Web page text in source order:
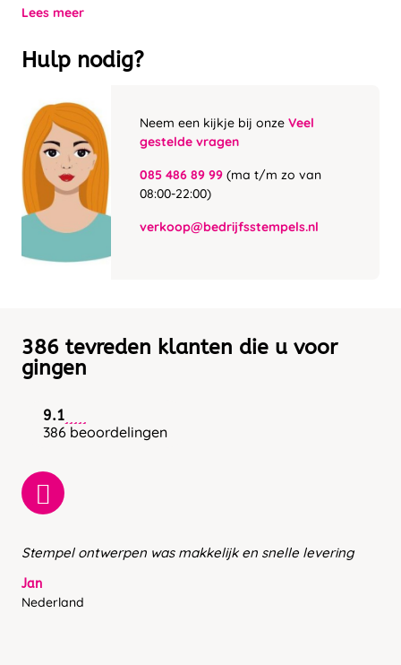
Lees meer
Hulp nodig?
Neem een kijkje bij onze Veel
gestelde vragen
085 486 89 99 (ma t/m zo van
08:00-22:00)
verkoop@bedrijfsstempels.nl
386 tevreden klanten die u voor
gingen
9.1
386 beoordelingen
Stempel ontwerpen was makkelijk en snelle levering
Jan
Nederland